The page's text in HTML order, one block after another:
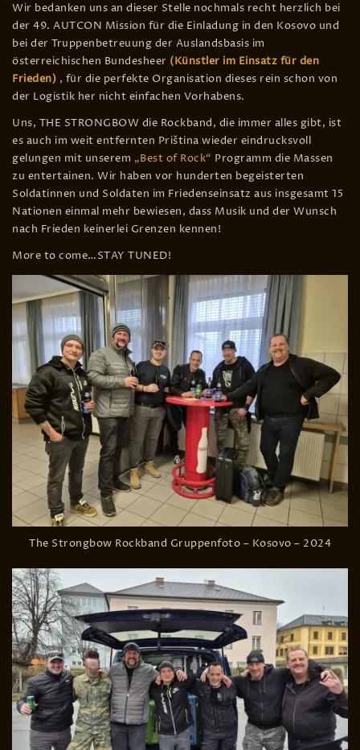
Wir bedanken uns an dieser Stelle nochmals recht herzlich bei
der 49. AUTCON Mission für die Einladung in den Kosovo und
bei der Truppenbetreuung der Auslandsbasis im
österreichischen Bundesheer (Künstler im Einsatz für den
Frieden) , für die perfekte Organisation dieses rein schon von
der Logistik her nicht einfachen Vorhabens.
Uns, THE STRONGBOW die Rockband, die immer alles gibt, ist
es auch im weit entfernten Priština wieder eindrucksvoll
gelungen mit unserem „Best of Rock“ Programm die Massen
zu entertainen. Wir haben vor hunderten begeisterten
Soldatinnen und Soldaten im Friedenseinsatz aus insgesamt 15
Nationen einmal mehr bewiesen, dass Musik und der Wunsch
nach Frieden keinerlei Grenzen kennen!
More to come…STAY TUNED!
The Strongbow Rockband Gruppenfoto – Kosovo – 2024